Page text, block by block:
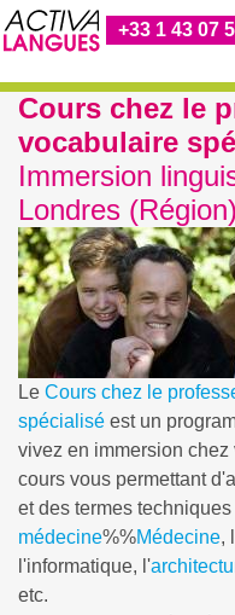
+33 1 43 07
Cours chez le
vocabulaire
Immersion
Londres (Région)
Le Cours chez le
spécialisé est un
vivez en immersion
cours vous permettant
et des termes
médecine%%Médecine,
l'informatique, l'
etc.